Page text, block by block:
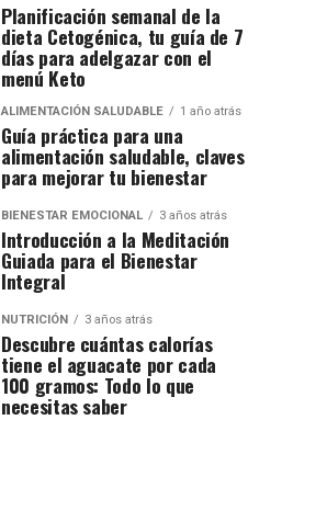
Planificación semanal de la
dieta Cetogénica, tu guía de 7
días para adelgazar con el
menú Keto
ALIMENTACIÓN SALUDABLE 1 año atrás
Guía práctica para una
alimentación saludable, claves
para mejorar tu bienestar
BIENESTAR EMOCIONAL 3 años atrás
Introducción a la Meditación
Guiada para el Bienestar
Integral
NUTRICIÓN 3 años atrás
Descubre cuántas calorías
tiene el aguacate por cada
100 gramos: Todo lo que
necesitas saber